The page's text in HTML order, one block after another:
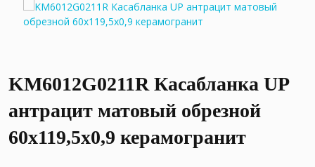
KM6012G0211R Касабланка UP
антрацит матовый обрезной
60x119,5x0,9 керамогранит